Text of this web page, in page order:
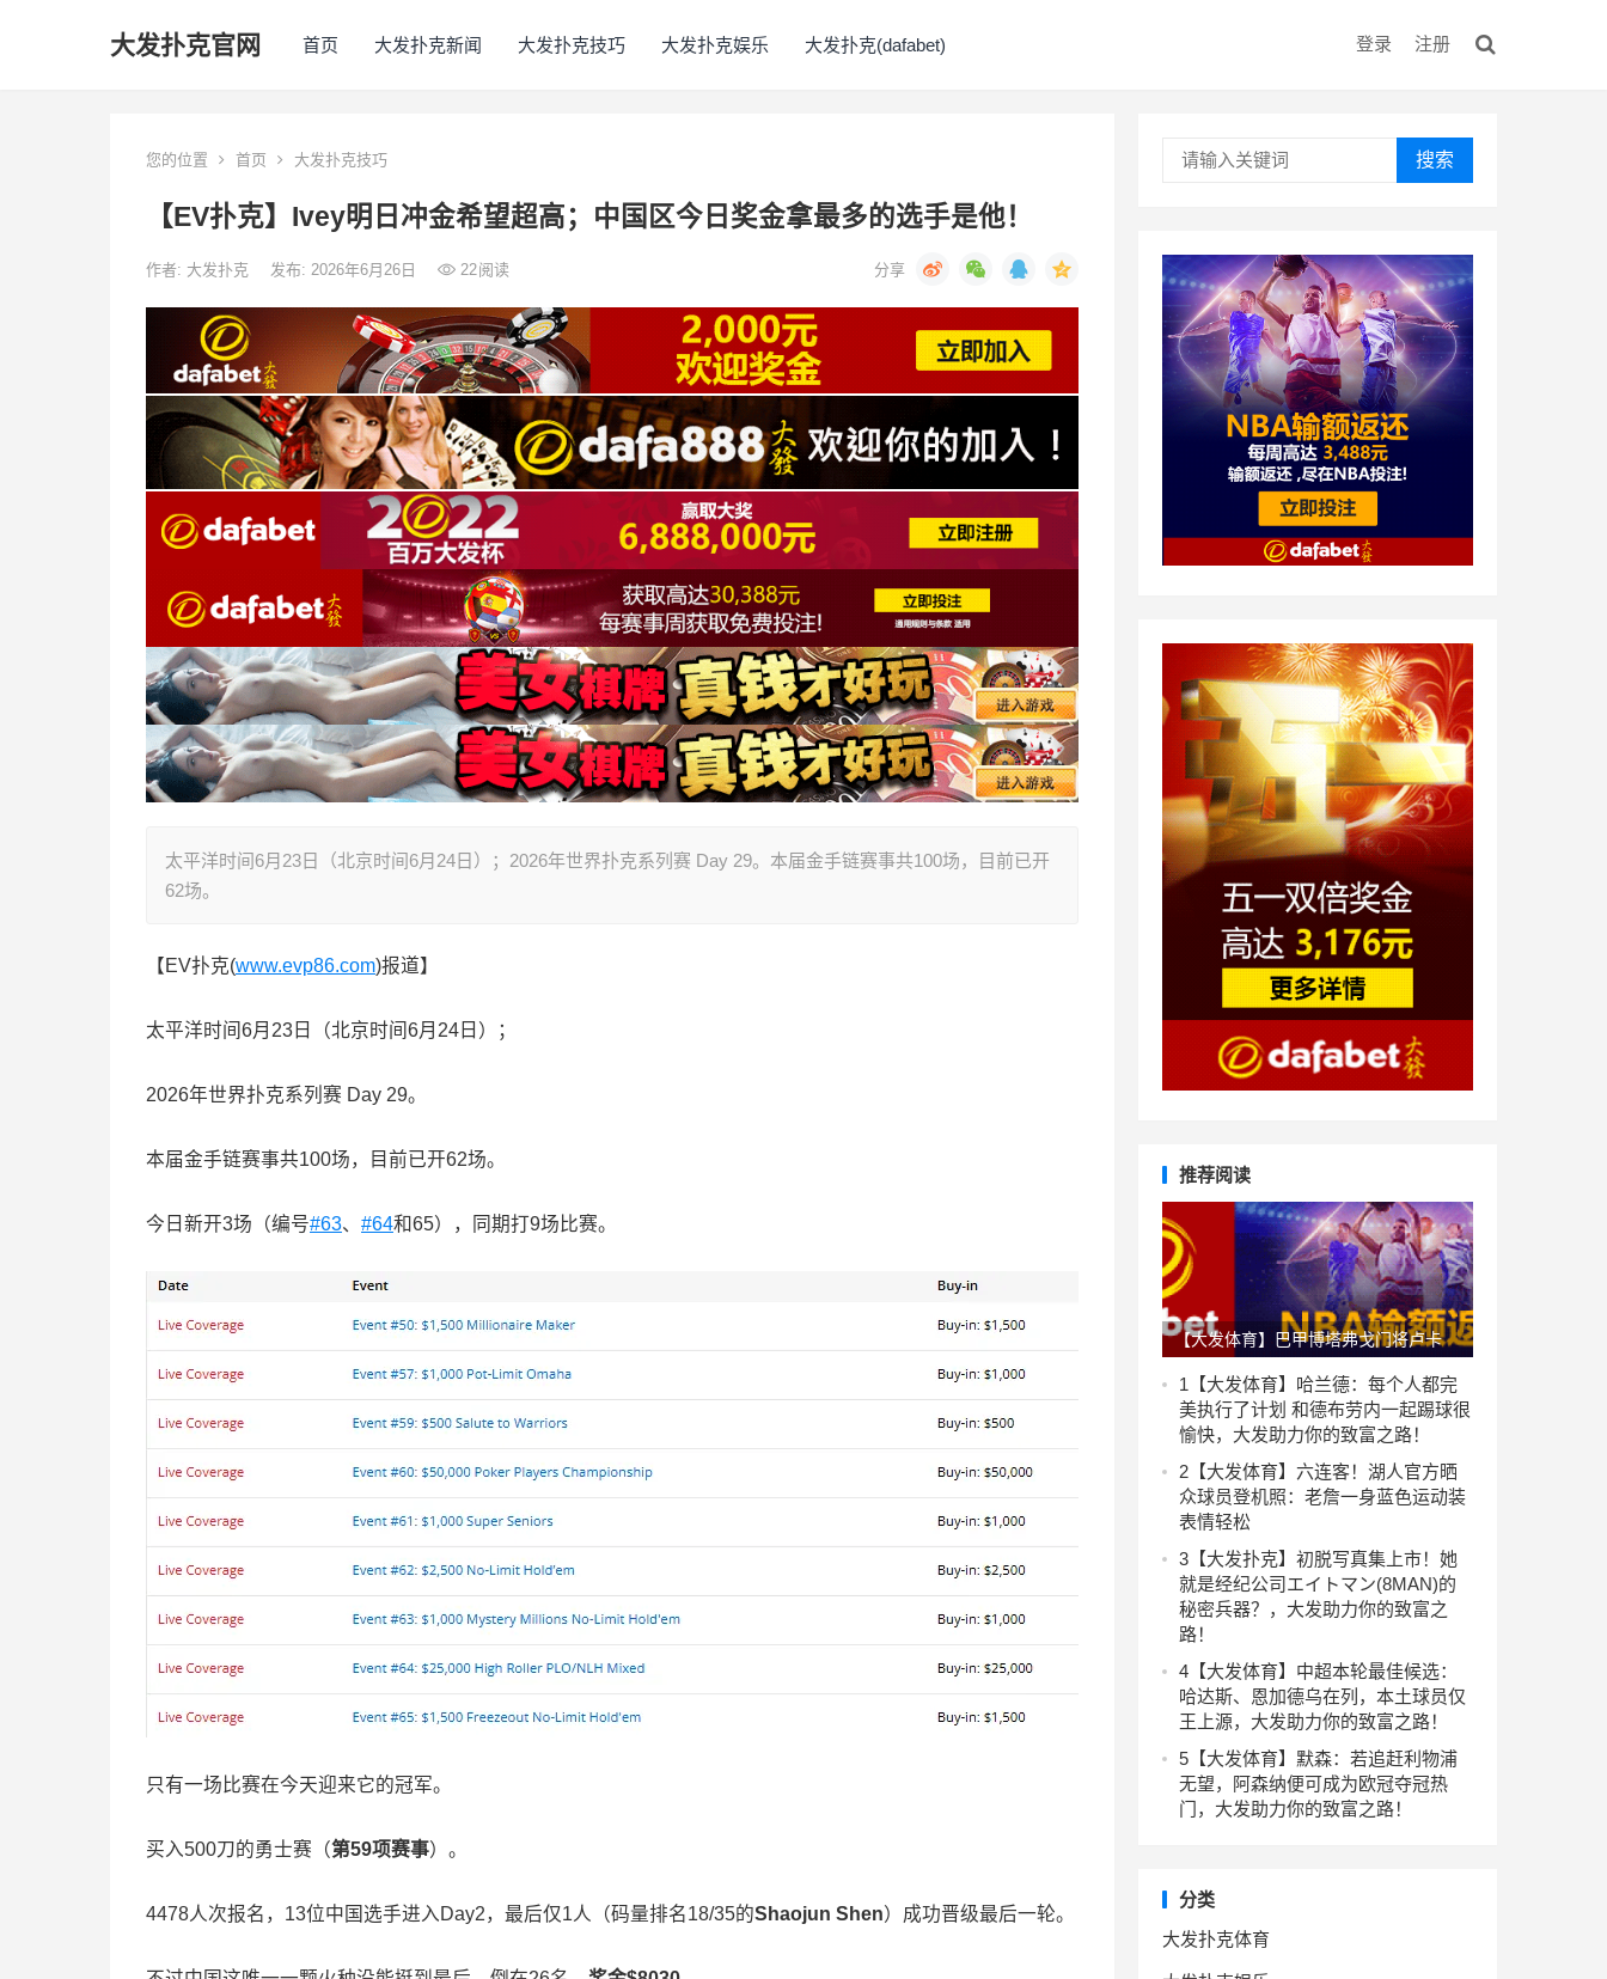
大发扑克官网 首页 大发扑克新闻 大发扑克技巧 大发扑克娱乐 大发扑克(dafabet) 登录 注册
您的位置 首页 大发扑克技巧
【EV扑克】Ivey明日冲金希望超高；中国区今日奖金拿最多的选手是他！
作者: 大发扑克 发布: 2026年6月26日 22阅读
太平洋时间6月23日（北京时间6月24日）；2026年世界扑克系列赛 Day 29。本届金手链赛事共100场，目前已开
62场。
【EV扑克(www.evp86.com)报道】
太平洋时间6月23日（北京时间6月24日）；
2026年世界扑克系列赛 Day 29。
本届金手链赛事共100场，目前已开62场。
今日新开3场（编号#63、 #64和65），同期打9场比赛。
只有一场比赛在今天迎来它的冠军。
买入500刀的勇士赛（第59项赛事）。
4478人次报名，13位中国选手进入Day2，最后仅1人（码量排名18/35的Shaojun Shen）成功晋级最后一轮。
搜索
推荐阅读
【大发体育】巴甲博塔弗戈门将卢卡
斯-佩里这发球方式，还真不多见，大
发助力你的致富之路！
1 【大发体育】哈兰德：每个人都完
美执行了计划 和德布劳内一起踢球很
愉快，大发助力你的致富之路！
2 【大发体育】六连客！湖人官方晒
众球员登机照：老詹一身蓝色运动装
表情轻松
3 【大发扑克】初脱写真集上市！她
就是经纪公司エイトマン(8MAN)的
秘密兵器？，大发助力你的致富之
路！
4 【大发体育】中超本轮最佳候选：
哈达斯、恩加德乌在列，本土球员仅
王上源，大发助力你的致富之路！
5 【大发体育】默森：若追赶利物浦
无望，阿森纳便可成为欧冠夺冠热
门，大发助力你的致富之路！
分类
大发扑克体育